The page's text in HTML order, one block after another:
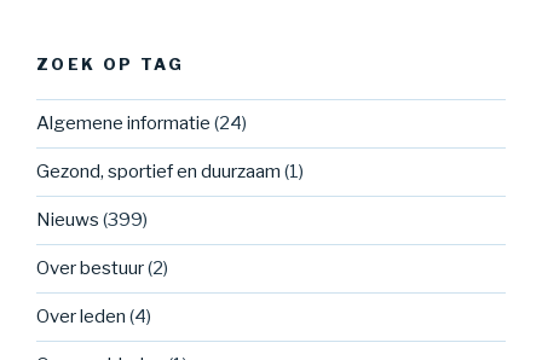
ZOEK OP TAG
Algemene informatie (24)
Gezond, sportief en duurzaam (1)
Nieuws (399)
Over bestuur(2)
Over leden (4)